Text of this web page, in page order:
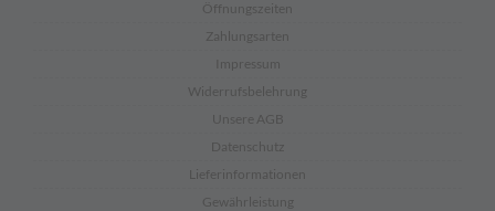
Öffnungszeiten
Zahlungsarten
Impressum
Widerrufsbelehrung
Unsere AGB
Datenschutz
Lieferinformationen
Gewährleistung